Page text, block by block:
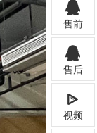
售前
售后
视频